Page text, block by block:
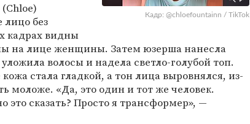
Кадр: @chloefountainn / TikTok
лицо без
кадрах видны
на лице женщины. Затем юзерша нанесла
волосы и надела светло-голубой топ.
стала гладкой, а тон лица выровнялся, из-
моложе. «Да, это один и тот же человек.
это сказать? Просто я трансформер», —